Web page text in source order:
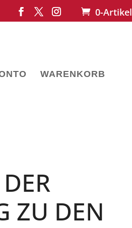
0-Artikel
WARENKORB
ZU DEN